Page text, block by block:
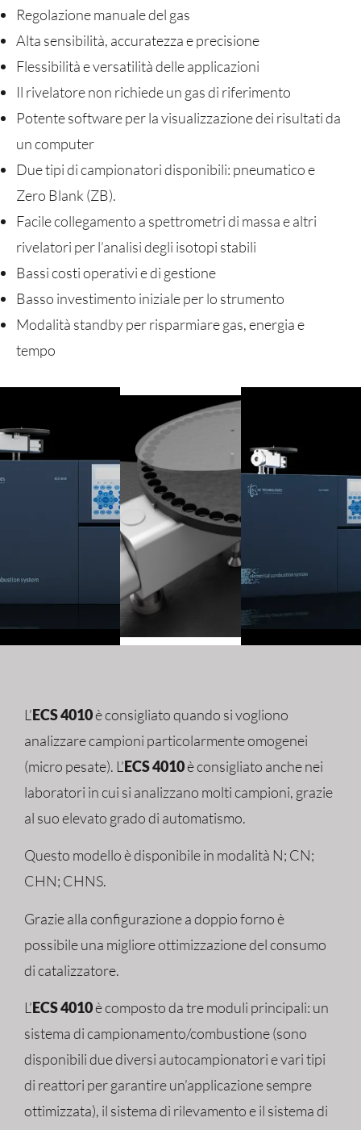
Regolazione manuale del gas
Alta sensibilità, accuratezza e precisione
Flessibilità e versatilità delle applicazioni
Il rivelatore non richiede un gas di riferimento
Potente software per la visualizzazione dei risultati da
un computer
Due tipi di campionatori disponibili: pneumatico e
Zero Blank (ZB).
Facile collegamento a spettrometri di massa e altri
rivelatori per l’analisi degli isotopi stabili
Bassi costi operativi e di gestione
Basso investimento iniziale per lo strumento
Modalità standby per risparmiare gas, energia e
tempo
L’ECS 4010è consigliato quando si vogliono
analizzare campioni particolarmente omogenei
(micro pesate). L’ECS 4010è consigliato anche nei
laboratori in cui si analizzano molti campioni, grazie
al suo elevato grado di automatismo.
Questo modello è disponibile in modalità N; CN;
CHN; CHNS.
Grazie alla configurazione a doppio forno è
possibile una migliore ottimizzazione del consumo
di catalizzatore.
L’ECS 4010è composto da tre moduli principali: un
sistema di campionamento/combustione (sono
disponibili due diversi autocampionatori e vari tipi
di reattori per garantire un’applicazione sempre
ottimizzata), il sistema di rilevamento e il sistema di